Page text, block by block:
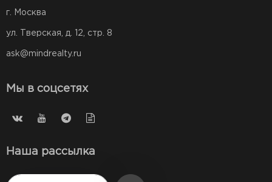
г. Москва
ул. Тверская, д. 12, стр. 8
ask@mindrealty.ru
Мы в соцсетях
Наша рассылка